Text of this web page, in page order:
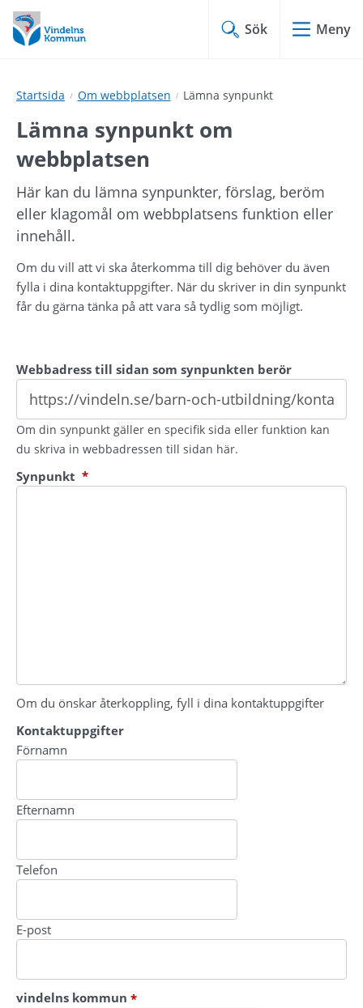
Hoppa
till
innehåll
Hoppa
till
undermeny
Sök Meny
Startsida Om webbplatsen Lämna synpunkt
Lämna synpunkt om
webbplatsen
Här kan du lämna synpunkter, förslag, beröm
eller klagomål om webbplatsens funktion eller
innehåll.
Om du vill att vi ska återkomma till dig behöver du även
fylla i dina kontaktuppgifter. När du skriver in din synpunkt
får du gärna tänka på att vara så tydlig som möjligt.
Webbadress till sidan som synpunkten berör
Om din synpunkt gäller en specifik sida eller funktion kan
du skriva in webbadressen till sidan här.
Synpunkt *(obligatorisk)
Om du önskar återkoppling, fyll i dina kontaktuppgifter
Kontaktuppgifter
Kontaktuppgifter
Förnamn
Efternamn
Telefon
E-post
vindelns kommun *(obligatorisk)